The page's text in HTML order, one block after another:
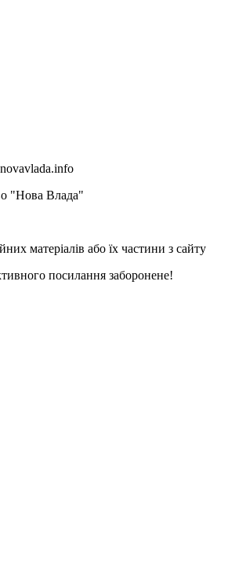
"Нова Влада"
матеріалів або їх частини з сайту
посилання заборонене!